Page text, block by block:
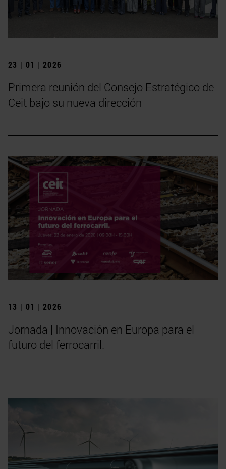
23 | 01 | 2026
Primera reunión del Consejo Estratégico de
Ceit bajo su nueva dirección
13 | 01 | 2026
Jornada | Innovación en Europa para el
futuro del ferrocarril.